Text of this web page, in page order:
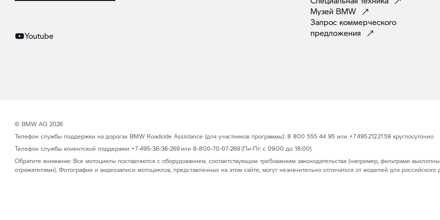
Youtube
Музей BMW
Запрос коммерческого
предложения
© BMW AG 2026
Телефон службы поддержки на дорогах BMW Roadside Assistance (для участников программы): 8 800 555 44 95 или +7 495 212 21 59 круглосуточно
Телефон службы клиентской поддержки +7-495-36-36-269 или 8-800-70-07-269 (Пн-Пт: с 09:00 до 18:00)
Обратите внимание: Все мотоциклы поставляются с оборудованием, соответствующим требованиям законодательства (например, фильтрами
отражателями). Фотографии и видеозаписи мотоциклов, представленных на этом сайте, могут незначительно отличаться от моделей для российского